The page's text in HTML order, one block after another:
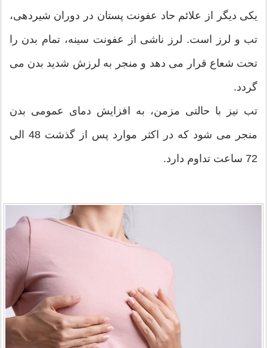
یکی دیگر از علائم حاد عفونت پستان در دوران شیردهی،
تب و لرز است. لرز ناشی از عفونت سینه، تمام بدن را
تحت شعاع قرار می دهد و منجر به لرزش شدید بدن می
گردد.
تب نیز با حالتی مزمن، به افزایش دمای عمومی بدن
منجر می شود که در اکثر موارد پس از گذشت 48 الی
72 ساعت تداوم دارد.